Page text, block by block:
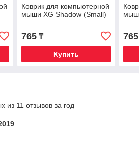
Коврик для компьютерной
мыши XG Shadow (Small)
765₸
Купить
765
из 11 отзывов за год